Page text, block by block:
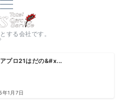
する会社です。
アプロ21はだの&#x...
年1月7日